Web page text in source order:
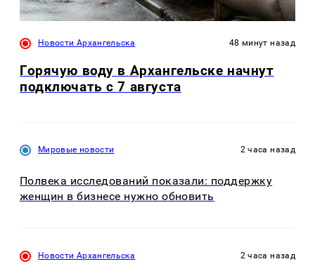
Новости Архангельска 48 минут назад
Горячую воду в Архангельске начнут
подключать с 7 августа
Мировые новости 2 часа назад
Полвека исследований показали: поддержку
женщин в бизнесе нужно обновить
Новости Архангельска 2 часа назад